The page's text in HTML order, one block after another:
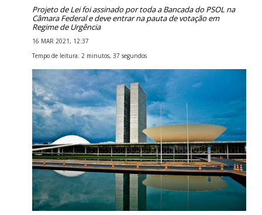
Projeto de Lei foi assinado por toda a Bancada do PSOL na
Câmara Federal e deve entrar na pauta de votação em
Regime de Urgência
16 MAR 2021, 12:37
Tempo de leitura: 2 minutos, 37 segundos